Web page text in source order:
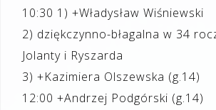
10:30 1) +Władysław Wiśniewski
2) dziękczynno-błagalna w 34
Jolanty i Ryszarda
3) +Kazimiera Olszewska (g.14)
12:00 +Andrzej Podgórski (g.14)